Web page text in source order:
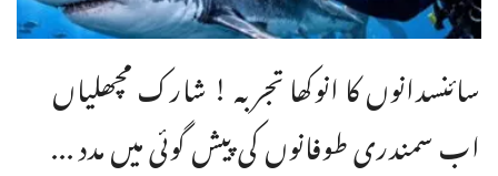
سائنسدانوں کا انوکھا تجربہ ! شارک مچھلیاں
اب سمندری طوفانوں کی پیش گوئی میں مدد ...